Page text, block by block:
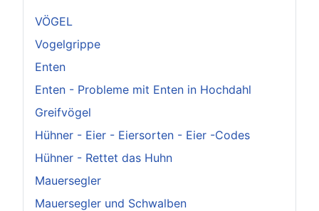
VÖGEL
Vogelgrippe
Enten
Enten - Probleme mit Enten in Hochdahl
Greifvögel
Hühner - Eier - Eiersorten - Eier -Codes
Hühner - Rettet das Huhn
Mauersegler
Mauersegler und Schwalben